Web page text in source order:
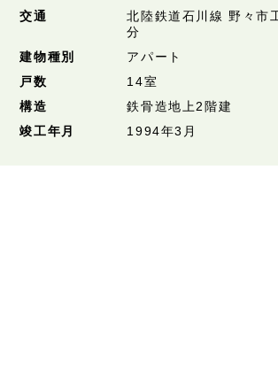
交通
北陸鉄道石川線 野々市
分
建物種別
アパート
戸数
14室
構造
鉄骨造地上2階建
竣工年月
1994年3月